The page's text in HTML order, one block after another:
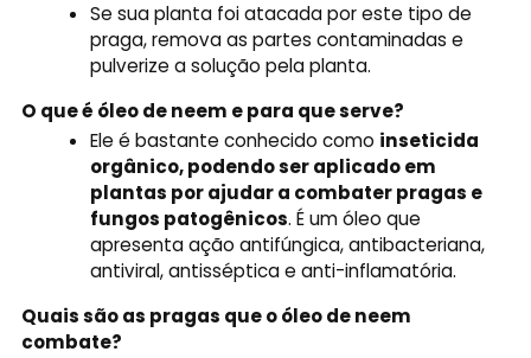
Se sua planta foi atacada por este tipo de
praga, remova as partes contaminadas e
pulverize a solução pela planta.
O que é óleo de neem e para que serve?
Ele é bastante conhecido como inseticida
orgânico, podendo ser aplicado em
plantas por ajudar a combater pragas e
fungos patogênicos. É um óleo que
apresenta ação antifúngica, antibacteriana,
antiviral, antisséptica e anti-inflamatória.
Quais são as pragas que o óleo de neem
combate?